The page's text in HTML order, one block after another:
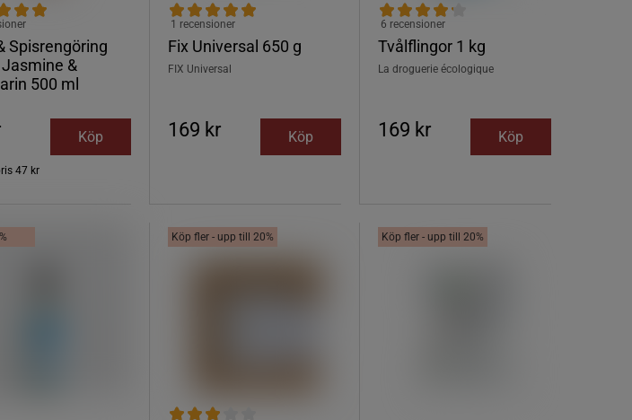
Spisrengöring
&
500 ml
Köp
47 kr
Fix Universal 650 g
1 recensioner
FIX Universal
169 kr Köp
Tvålflingor 1 kg
6 recensioner
La droguerie écologique
169 kr Köp
Köp fler - upp till 20% Köp fler - upp till 20%